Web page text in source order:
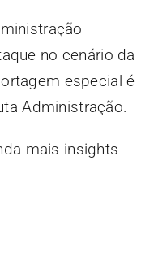
no cenário da
especial é
Administração.
mais insights